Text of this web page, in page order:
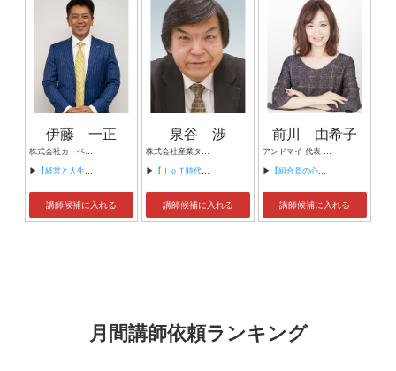
伊藤 一正
株式会社カーベル代表取締役社長 プロレスラーカーベル伊藤
▶ 【経営と人生がHappyになる3つのキーワード】
講師候補に入れる
泉谷 渉
株式会社産業タイムズ社 代表取締役会長 半導体産業新聞 特別編集委員
▶ 【ＩｏＴ時代にニッポンの製造業が一気に抜け出す！！ ～世界トップシェアのセンサーとロボットで戦え！】
講師候補に入れる
前川 由希子
アンドマイ 代表 組織活性化コンサルタント
▶ 【組合員の心をぐっと掴むコミュニケーション術～組合員が「あなたが言うなら」と動き出す３ステップ～】
講師候補に入れる
月間講師依頼ランキング